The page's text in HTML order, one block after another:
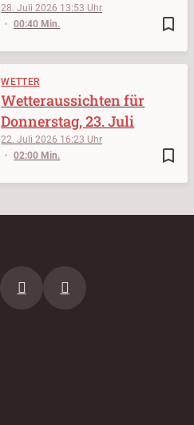
bookmark_border
28. Juli 2026 13:53
00:40 Min.
WETTER
bookmark_border
22. Juli 2026 16:23
02:00 Min.
Wetteraussichten für
Donnerstag, 23. Juli